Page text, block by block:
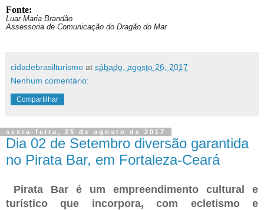
Fonte:
Luar Maria Brandão
Assessoria de Comunicação do Dragão do Mar
cidadebrasilturismo at sábado, agosto 26, 2017
Nenhum comentário:
Compartilhar
sexta-feira, 25 de agosto de 2017
Dia 02 de Setembro diversão garantida
no Pirata Bar, em Fortaleza-Ceará
Pirata Bar é um empreendimento cultural e
turístico que incorpora, com ecletismo e